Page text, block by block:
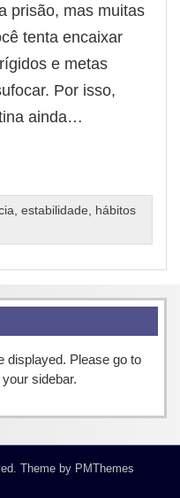
prisão, mas muitas
tenta encaixar
e metas
Por isso,
ainda…
,estabilidade
hábitos
displayed. Please go to
sidebar.
Theme by PMThemes